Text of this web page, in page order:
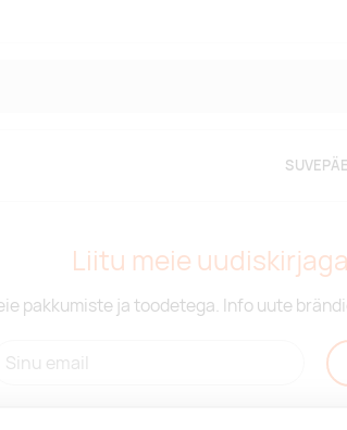
Liitu meie uudiskirjaga
pakkumiste ja toodetega. Info uute